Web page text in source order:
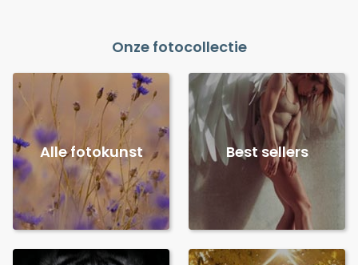
Onze fotocollectie
Alle fotokunst Best sellers